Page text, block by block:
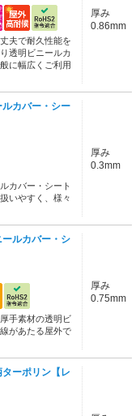
夫で耐久性能を
透明ビニールカ
に幅広くご利用
厚み
0.86mm
ルカバー・シー
カバー・シート
いやすく、様々
厚み
0.3mm
ールカバー・シ
手素材の透明ビ
があたる屋外で
厚み
0.75mm
ーポリン【レ